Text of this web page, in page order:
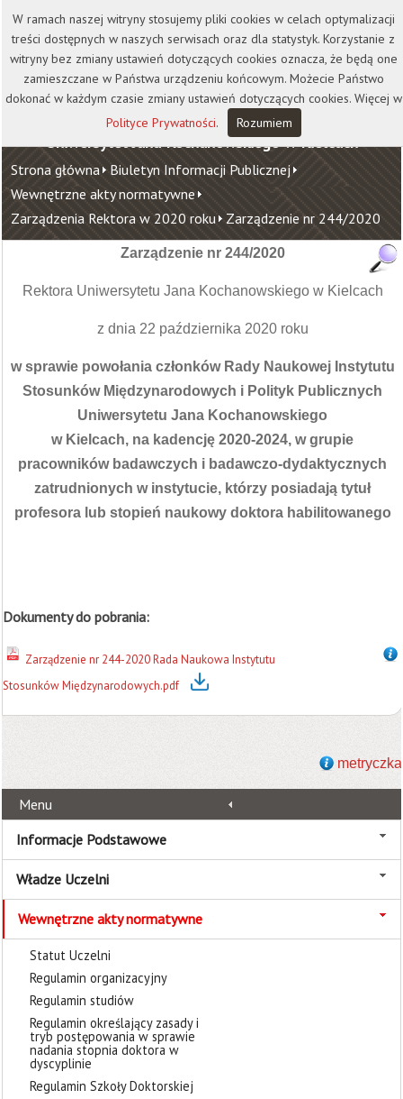
Kontakt Biblioteka
Wydawnictwo
Wirtualna Uczelnia
Uniwersytet Jana Kochanowskiego w Kielcach
Strona główna Biuletyn Informacji Publicznej
Wewnętrzne akty normatywne
Zarządzenia Rektora w 2020 roku Zarządzenie nr 244/2020
Zarządzenie nr 244/2020
Rektora Uniwersytetu Jana Kochanowskiego w Kielcach
z dnia 22 października 2020 roku
w sprawie powołania członków Rady Naukowej Instytutu
Stosunków Międzynarodowych i Polityk Publicznych
Uniwersytetu Jana Kochanowskiego
w Kielcach, na kadencję 2020-2024, w grupie
pracowników badawczych i badawczo-dydaktycznych
zatrudnionych w instytucie, którzy posiadają tytuł
profesora lub stopień naukowy doktora habilitowanego
Dokumenty do pobrania:
Zarządzenie nr 244-2020 Rada Naukowa Instytutu
Stosunków Międzynarodowych.pdf
metryczka
Menu
Informacje Podstawowe
Władze Uczelni
Wewnętrzne akty normatywne
Statut Uczelni
Regulamin organizacyjny
Regulamin studiów
Regulamin określający zasady i
tryb postępowania w sprawie
nadania stopnia doktora w
dyscyplinie
Regulamin Szkoły Doktorskiej
W ramach naszej witryny stosujemy pliki cookies w celach optymalizacji
treści dostępnych w naszych serwisach oraz dla statystyk. Korzystanie z
witryny bez zmiany ustawień dotyczących cookies oznacza, że będą one
zamieszczane w Państwa urządzeniu końcowym. Możecie Państwo
dokonać w każdym czasie zmiany ustawień dotyczących cookies. Więcej w
Polityce Prywatności. Rozumiem